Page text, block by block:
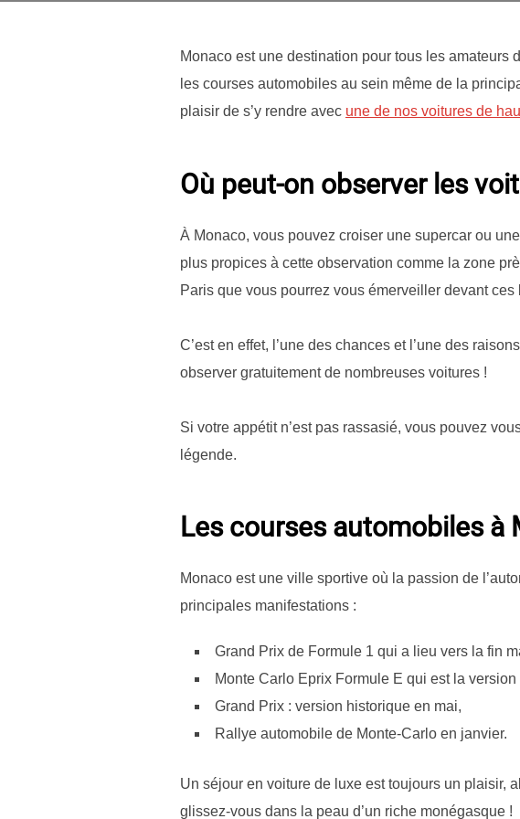
Monaco est une destination pour tous les
les courses automobiles au sein même de la
plaisir de s’y rendre avec une de nos voitures de
Où peut-on observer les
À Monaco, vous pouvez croiser une supercar ou
plus propices à cette observation comme la zone
Paris que vous pourrez vous émerveiller devant
C’est en effet, l’une des chances et l’une des
observer gratuitement de nombreuses voitures !
Si votre appétit n’est pas rassasié, vous pouvez
légende.
Les courses automobiles à
Monaco est une ville sportive où la passion de
principales manifestations :
Grand Prix de Formule 1 qui a lieu vers la fin
Monte Carlo Eprix Formule E qui est la
Grand Prix : version historique en mai,
Rallye automobile de Monte-Carlo en janvier.
Un séjour en voiture de luxe est toujours un plaisir,
glissez-vous dans la peau d’un riche monégasque !